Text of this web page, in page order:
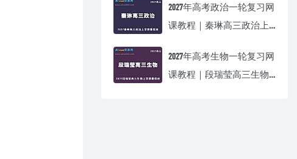
2027年高考政治一轮复习网
课教程｜秦琳高三政治上
2027年高考生物一轮复习网
课教程｜段瑞莹高三生物